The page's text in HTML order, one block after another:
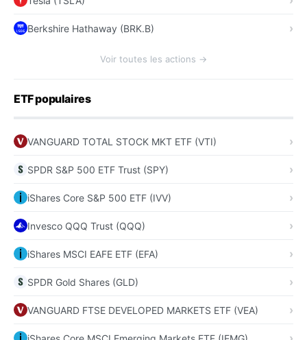
Berkshire Hathaway (BRK.B)
Voir toutes les actions →
ETF populaires
VANGUARD TOTAL STOCK MKT ETF (VTI)
SPDR S&P 500 ETF Trust (SPY)
iShares Core S&P 500 ETF (IVV)
Invesco QQQ Trust (QQQ)
iShares MSCI EAFE ETF (EFA)
SPDR Gold Shares (GLD)
VANGUARD FTSE DEVELOPED MARKETS ETF (VEA)